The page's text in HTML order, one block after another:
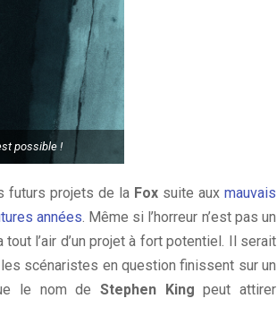
possible !
futurs projets de la Fox suite aux mauvais
années. Même si l’horreur n’est pas un
tout l’air d’un projet à fort potentiel. Il serait
les scénaristes en question finissent sur un
le nom de Stephen King peut attirer